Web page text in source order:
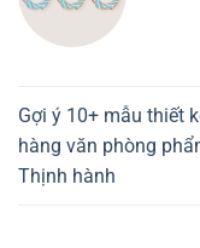
Gợi ý 10+ mẫu thiết
hàng văn phòng
Thịnh hành